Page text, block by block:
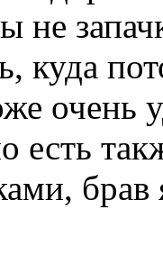
не
куда
очень
брав